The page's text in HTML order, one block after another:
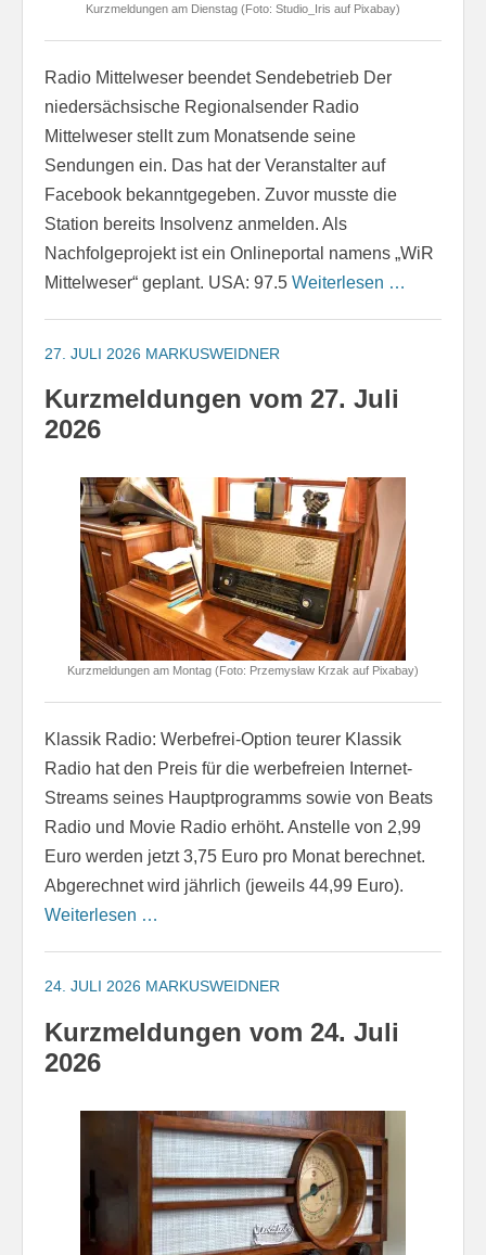
Kurzmeldungen am Dienstag (Foto: Studio_Iris auf Pixabay)
Radio Mittelweser beendet Sendebetrieb Der
niedersächsische Regionalsender Radio
Mittelweser stellt zum Monatsende seine
Sendungen ein. Das hat der Veranstalter auf
Facebook bekanntgegeben. Zuvor musste die
Station bereits Insolvenz anmelden. Als
Nachfolgeprojekt ist ein Onlineportal namens „WiR
Mittelweser“ geplant. USA: 97.5 Weiterlesen …
27. JULI 2026 MARKUSWEIDNER
Kurzmeldungen vom 27. Juli
2026
Kurzmeldungen am Montag (Foto: Przemysław Krzak auf Pixabay)
Klassik Radio: Werbefrei-Option teurer Klassik
Radio hat den Preis für die werbefreien Internet-
Streams seines Hauptprogramms sowie von Beats
Radio und Movie Radio erhöht. Anstelle von 2,99
Euro werden jetzt 3,75 Euro pro Monat berechnet.
Abgerechnet wird jährlich (jeweils 44,99 Euro).
Weiterlesen …
24. JULI 2026 MARKUSWEIDNER
Kurzmeldungen vom 24. Juli
2026